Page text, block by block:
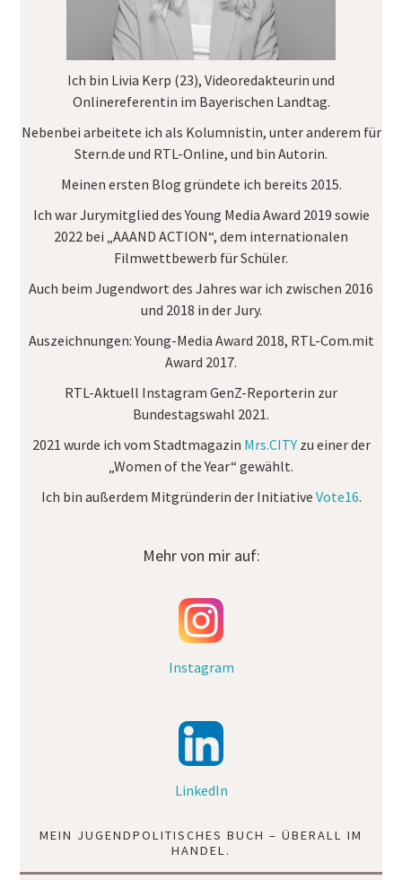
Ich bin Livia Kerp (23), Videoredakteurin und
Onlinereferentin im Bayerischen Landtag.
Nebenbei arbeitete ich als Kolumnistin, unter anderem für
Stern.de und RTL-Online, und bin Autorin.
Meinen ersten Blog gründete ich bereits 2015.
Ich war Jurymitglied desYoung Media Award 2019 sowie
2022 bei „AAAND ACTION“, dem internationalen
Filmwettbewerb für Schüler.
Auch beim Jugendwort des Jahres war ich zwischen 2016
und 2018 in der Jury.
Auszeichnungen:Young-Media Award 2018, RTL-Com.mit
Award 2017.
RTL-Aktuell Instagram GenZ-Reporterin zur
Bundestagswahl 2021.
2021 wurde ich vom Stadtmagazin Mrs.CITYzu einer der
„Women of the Year“ gewählt.
Ich bin außerdem Mitgründerin der Initiative Vote16.
Mehr von mir auf:
Instagram
LinkedIn
MEIN JUGENDPOLITISCHES BUCH – ÜBERALL IM
HANDEL.